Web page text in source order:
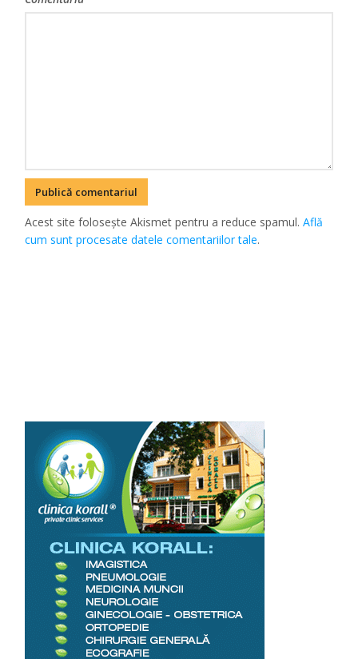
Acest site folosește Akismet pentru a reduce spamul.Află
cum sunt procesate datele comentariilor tale.